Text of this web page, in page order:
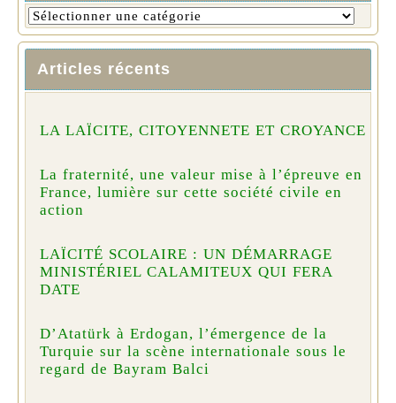
Articles récents
LA LAÏCITE, CITOYENNETE ET CROYANCE
La fraternité, une valeur mise à l’épreuve en
France, lumière sur cette société civile en
action
LAÏCITÉ SCOLAIRE : UN DÉMARRAGE
MINISTÉRIEL CALAMITEUX QUI FERA
DATE
D’Atatürk à Erdogan, l’émergence de la
Turquie sur la scène internationale sous le
regard de Bayram Balci